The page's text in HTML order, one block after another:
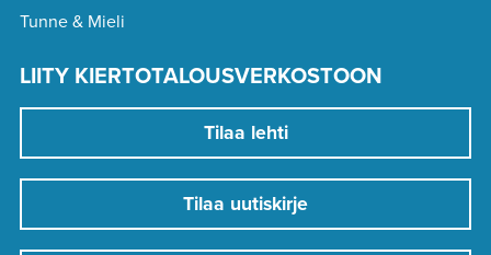
Tunne & Mieli
LIITY KIERTOTALOUSVERKOSTOON
Tilaa lehti
Tilaa uutiskirje